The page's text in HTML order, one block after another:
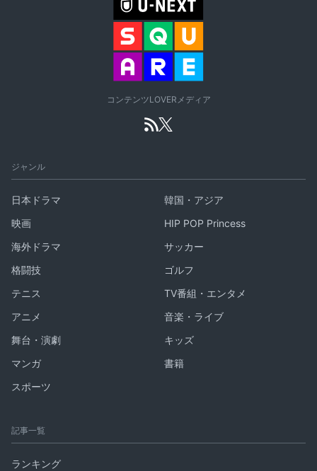
コンテンツLOVERメディア
ジャンル
日本ドラマ
韓国・アジア
映画
HIP POP Princess
海外ドラマ
サッカー
格闘技
ゴルフ
テニス
TV番組・エンタメ
アニメ
音楽・ライブ
舞台・演劇
キッズ
マンガ
書籍
スポーツ
記事一覧
ランキング